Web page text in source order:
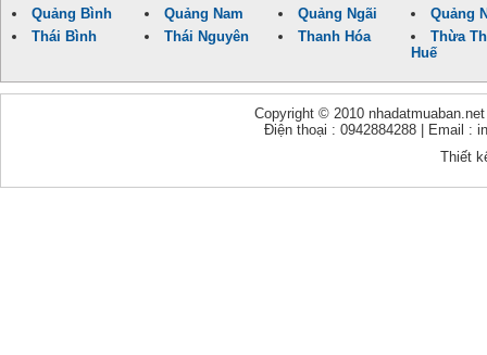
Quảng Bình
Quảng Nam Quảng Ngãi
Quảng
Thái Bình
Thái Nguyên Thanh Hóa
Thừa
Huế
Copyright © 2010
Điện thoại : 0942884288 | Email :
Thiết